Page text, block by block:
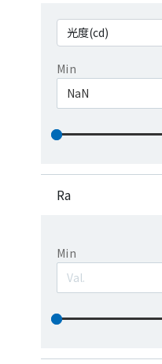
Min
Ra
Min